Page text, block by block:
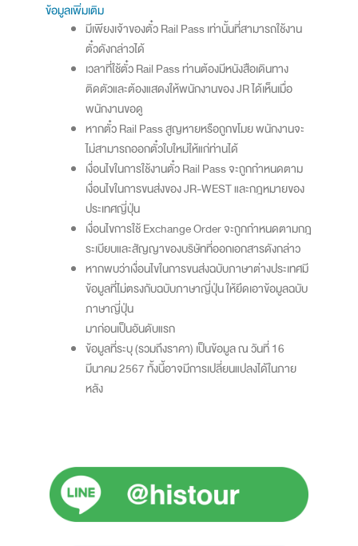
ข้อมูลเพิ่มเติม
มีเพียงเจ้าของตั๋ว Rail Pass เท่านั้นที่สามารถใช้งาน
ตั๋วดังกล่าวได้
เวลาที่ใช้ตั๋ว Rail Pass ท่านต้องมีหนังสือเดินทาง
ติดตัวและต้องแสดงให้พนักงานของ JR ได้เห็นเมื่อ
พนักงานขอดู
หากตั๋ว Rail Pass สูญหายหรือถูกขโมย พนักงานจะ
ไม่สามารถออกตั๋วใบใหม่ให้แก่ท่านได้
เงื่อนไขในการใช้งานตั๋ว Rail Pass จะถูกกำหนดตาม
เงื่อนไขในการขนส่งของ JR-WEST และกฎหมายของ
ประเทศญี่ปุ่น
เงื่อนไขการใช้ Exchange Order จะถูกกำหนดตามกฎ
ระเบียบและสัญญาของบริษัทที่ออกเอกสารดังกล่าว
หากพบว่าเงื่อนไขในการขนส่งฉบับภาษาต่างประเทศมี
ข้อมูลที่ไม่ตรงกับฉบับภาษาญี่ปุ่น ให้ยึดเอาข้อมูลฉบับ
ภาษาญี่ปุ่น
มาก่อนเป็นอันดับแรก
ข้อมูลที่ระบุ (รวมถึงราคา) เป็นข้อมูล ณ วันที่ 16
มีนาคม 2567 ทั้งนี้อาจมีการเปลี่ยนแปลงได้ในภาย
หลัง